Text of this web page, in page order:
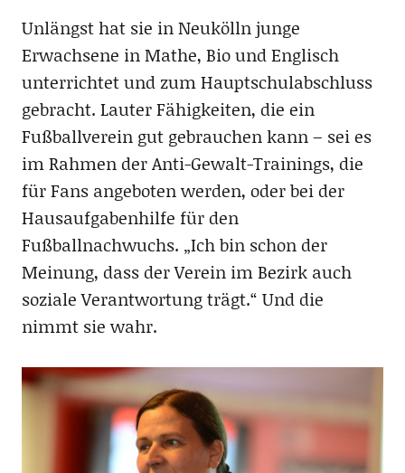
Unlängst hat sie in Neukölln junge
Erwachsene in Mathe, Bio und Englisch
unterrichtet und zum Hauptschulabschluss
gebracht. Lauter Fähigkeiten, die ein
Fußballverein gut gebrauchen kann – sei es
im Rahmen der Anti-Gewalt-Trainings, die
für Fans angeboten werden, oder bei der
Hausaufgabenhilfe für den
Fußballnachwuchs. „Ich bin schon der
Meinung, dass der Verein im Bezirk auch
soziale Verantwortung trägt.“ Und die
nimmt sie wahr.